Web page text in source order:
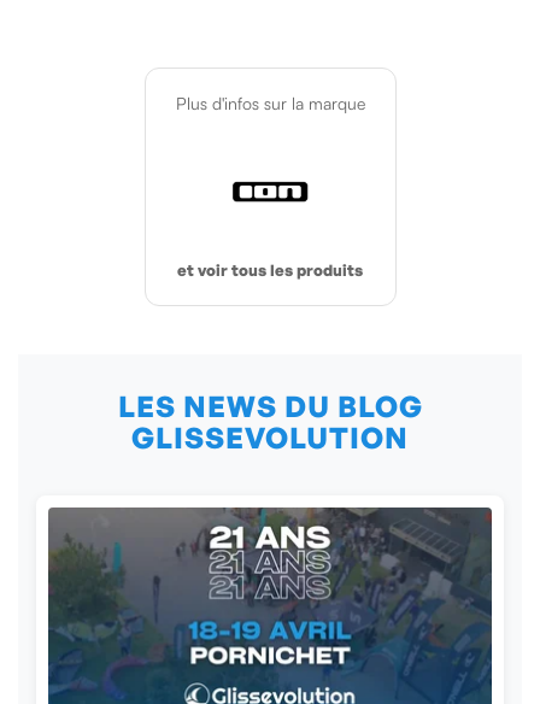
Plus d'infos sur la marque
et voir tous les produits
LES NEWS DU BLOG
GLISSEVOLUTION